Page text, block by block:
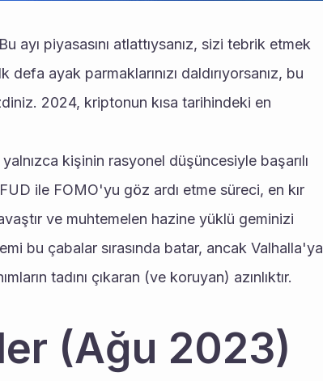
ayı piyasasını atlattıysanız, sizi tebrik etmek
ayak parmaklarınızı daldırıyorsanız, bu
2024, kriptonun kısa tarihindeki en
kişinin rasyonel düşüncesiyle başarılı
ile FOMO'yu göz ardı etme süreci, en kır
ve muhtemelen hazine yüklü geminizi
bu çabalar sırasında batar, ancak Valhalla'ya
tadını çıkaran (ve koruyan) azınlıktır.
(Ağu 2023)